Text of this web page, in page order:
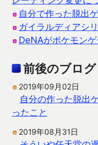
自分で作った脱出
ガイラルディアシ
DeNAがポケモン
前後のブログ
2019年09月02日
自分の作った脱出
ったこと
2019年08月31日